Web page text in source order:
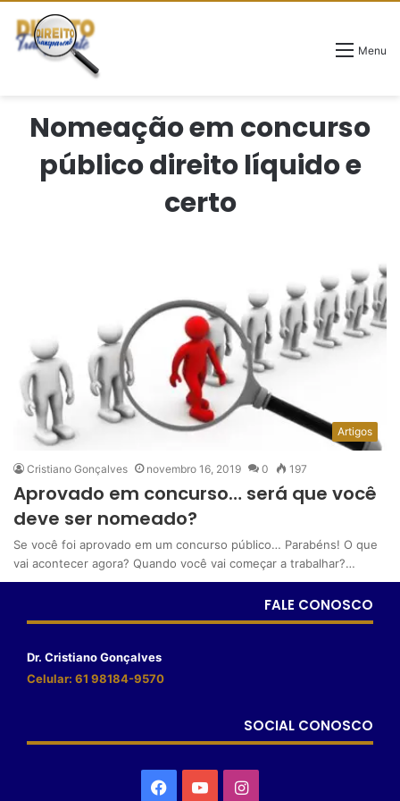
Menu
Nomeação em concurso
público direito líquido e
certo
Artigos
Cristiano Gonçalves novembro 16, 2019 0 197
Aprovado em concurso… será que você
deve ser nomeado?
Se você foi aprovado em um concurso público… Parabéns! O que
vai acontecer agora? Quando você vai começar a trabalhar?…
FALE CONOSCO
Dr. Cristiano Gonçalves
Celular: 61 98184-9570
SOCIAL CONOSCO